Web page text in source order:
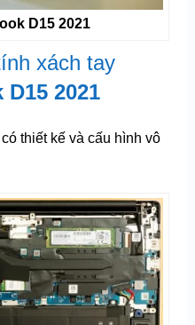
D15 2021
xách tay
2021
thiết kế và cấu hình vô